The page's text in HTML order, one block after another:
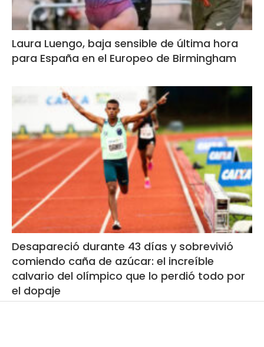
Laura Luengo, baja sensible de última hora
para España en el Europeo de Birmingham
Desapareció durante 43 días y sobrevivió
comiendo caña de azúcar: el increíble
calvario del olímpico que lo perdió todo por
el dopaje